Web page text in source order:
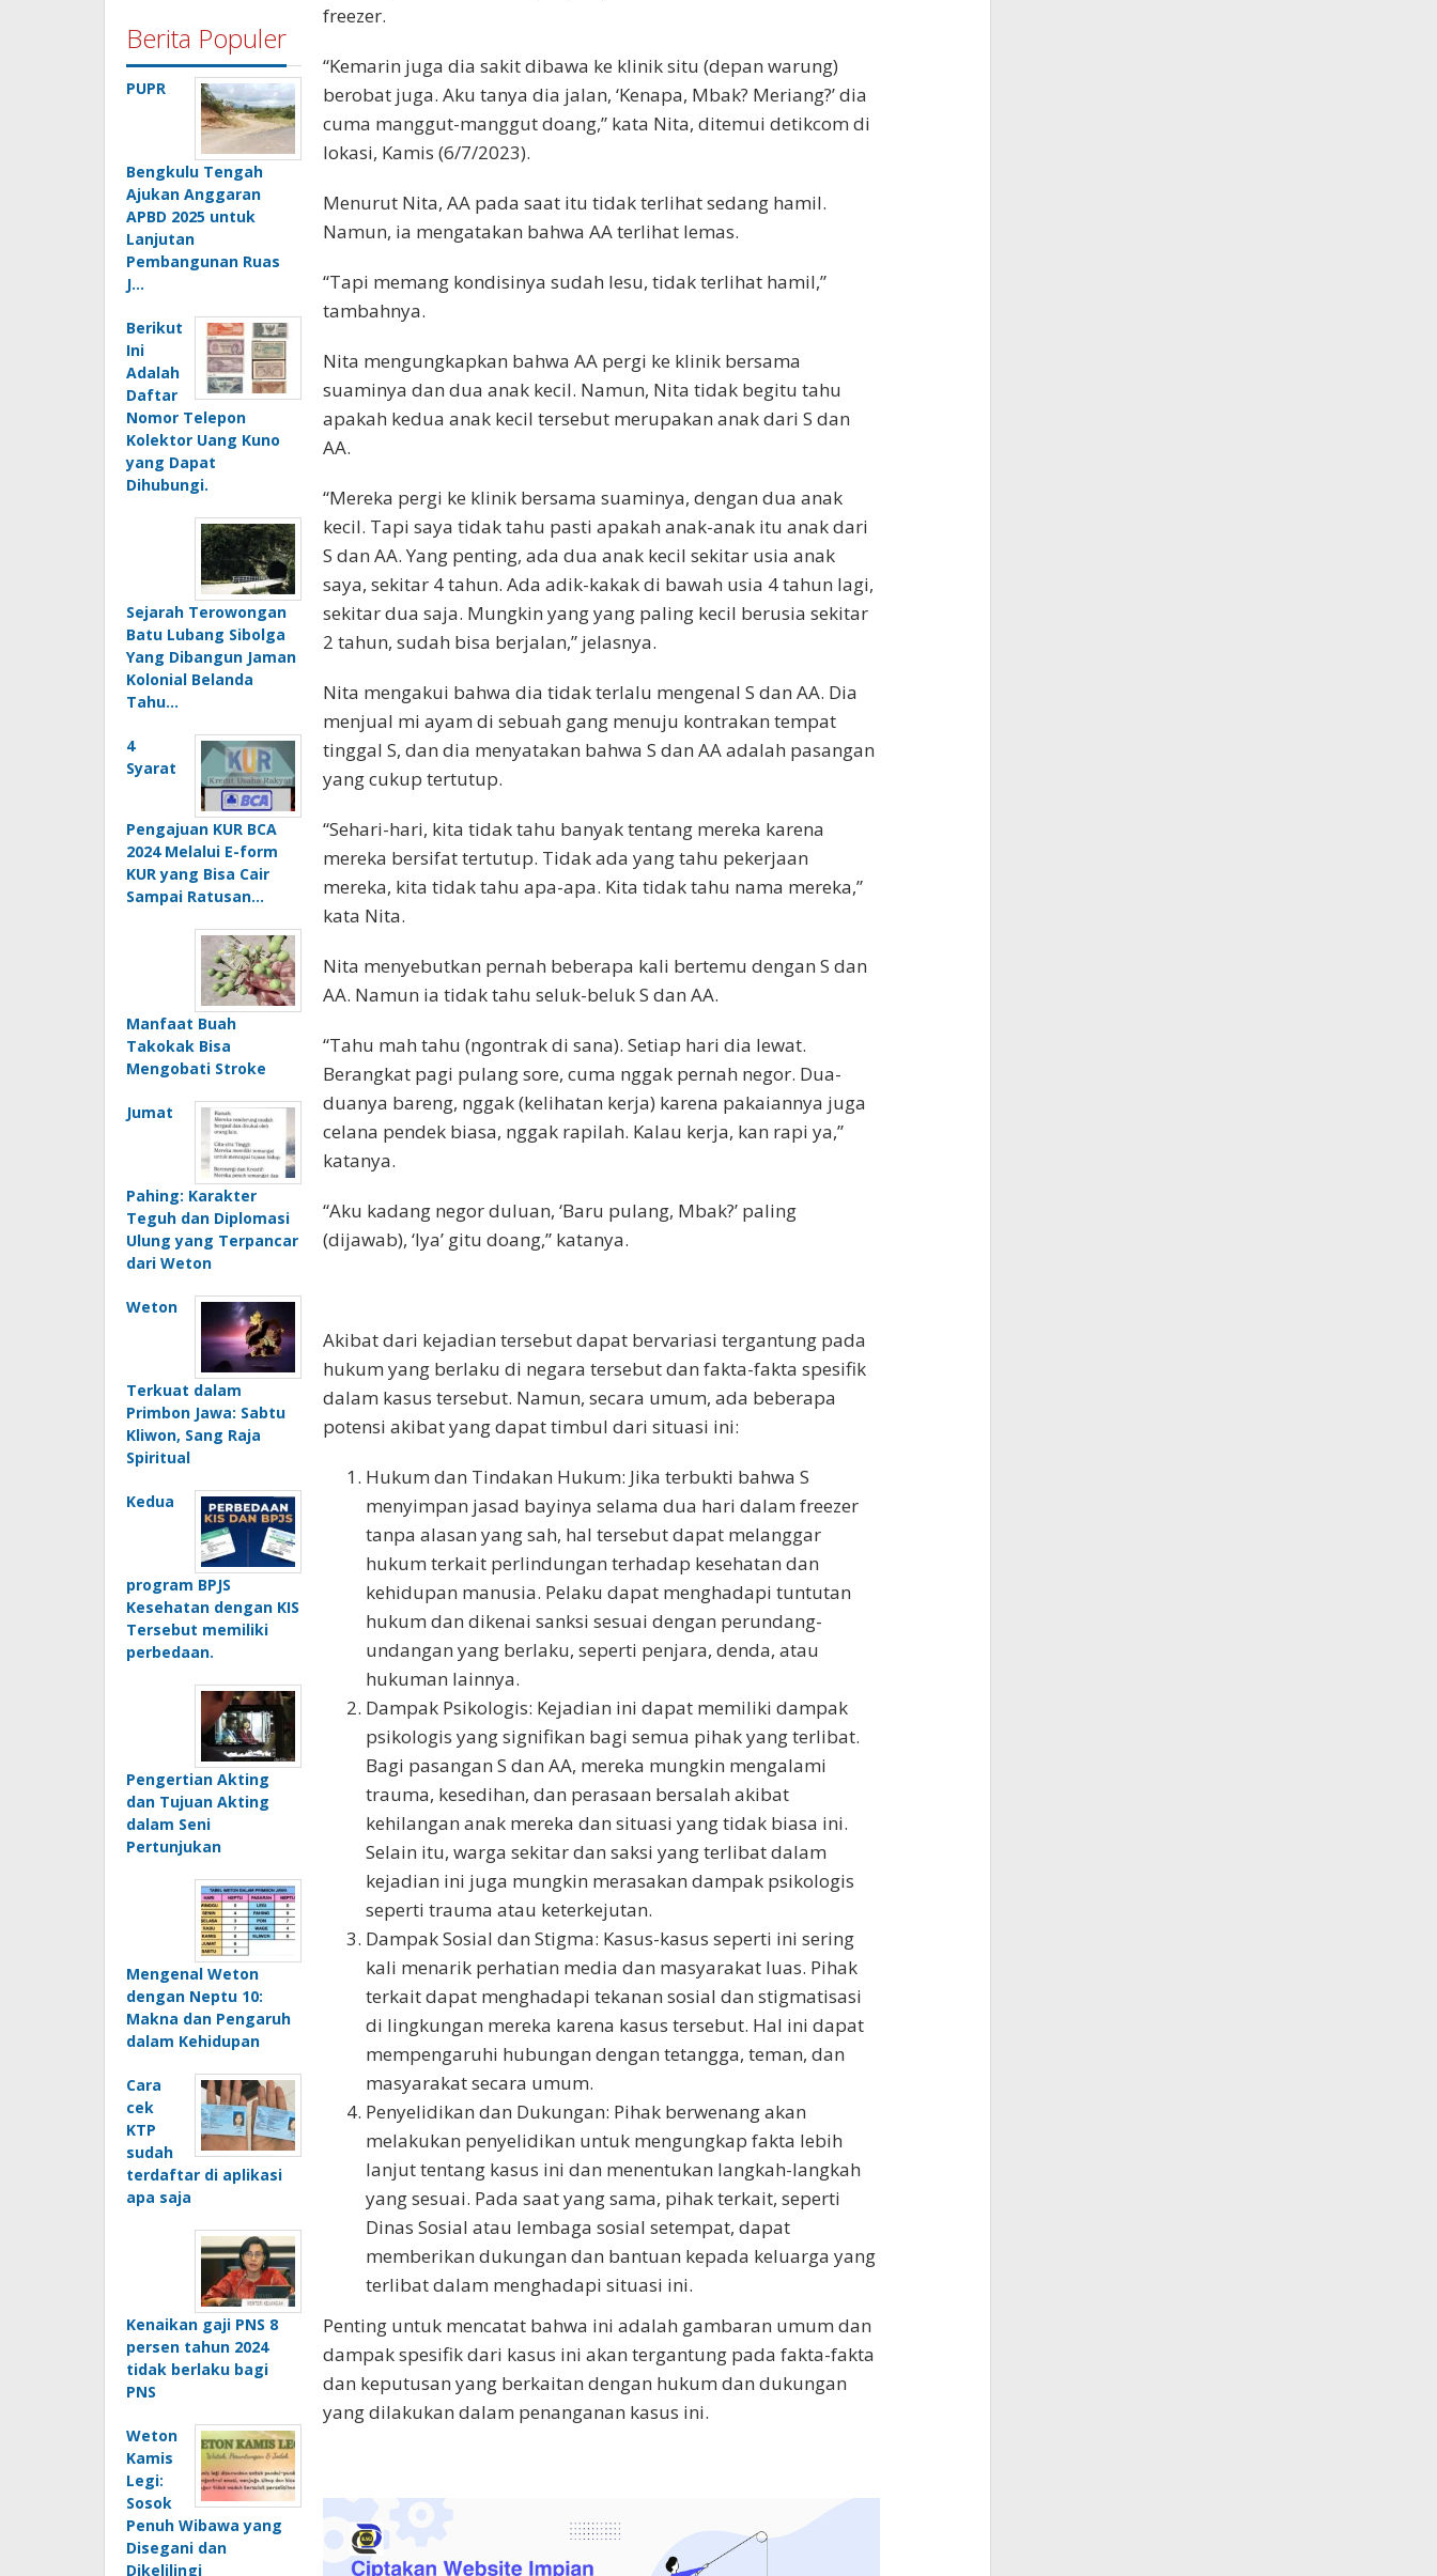
Berita Populer
PUPR
Bengkulu Tengah
Ajukan Anggaran
APBD 2025 untuk
Lanjutan
Pembangunan Ruas
J…
Berikut
Ini
Adalah
Daftar
Nomor Telepon
Kolektor Uang Kuno
yang Dapat
Dihubungi.
Sejarah Terowongan
Batu Lubang Sibolga
Yang Dibangun Jaman
Kolonial Belanda
Tahu…
4
Syarat
Pengajuan KUR BCA
2024 Melalui E-form
KUR yang Bisa Cair
Sampai Ratusan…
Manfaat Buah
Takokak Bisa
Mengobati Stroke
Jumat
Pahing: Karakter
Teguh dan Diplomasi
Ulung yang Terpancar
dari Weton
Weton
Terkuat dalam
Primbon Jawa: Sabtu
Kliwon, Sang Raja
Spiritual
Kedua
program BPJS
Kesehatan dengan KIS
Tersebut memiliki
perbedaan.
Pengertian Akting
dan Tujuan Akting
dalam Seni
Pertunjukan
Mengenal Weton
dengan Neptu 10:
Makna dan Pengaruh
dalam Kehidupan
Cara
cek
KTP
sudah
terdaftar di aplikasi
apa saja
Kenaikan gaji PNS 8
persen tahun 2024
tidak berlaku bagi
PNS
Weton
Kamis
Legi:
Sosok
Penuh Wibawa yang
Disegani dan
Dikelilingi
freezer.
“Kemarin juga dia sakit dibawa ke klinik situ (depan warung)
berobat juga. Aku tanya dia jalan, ‘Kenapa, Mbak? Meriang?’ dia
cuma manggut-manggut doang,” kata Nita, ditemui detikcom di
lokasi, Kamis (6/7/2023).
Menurut Nita, AA pada saat itu tidak terlihat sedang hamil.
Namun, ia mengatakan bahwa AA terlihat lemas.
“Tapi memang kondisinya sudah lesu, tidak terlihat hamil,”
tambahnya.
Nita mengungkapkan bahwa AA pergi ke klinik bersama
suaminya dan dua anak kecil. Namun, Nita tidak begitu tahu
apakah kedua anak kecil tersebut merupakan anak dari S dan
AA.
“Mereka pergi ke klinik bersama suaminya, dengan dua anak
kecil. Tapi saya tidak tahu pasti apakah anak-anak itu anak dari
S dan AA. Yang penting, ada dua anak kecil sekitar usia anak
saya, sekitar 4 tahun. Ada adik-kakak di bawah usia 4 tahun lagi,
sekitar dua saja. Mungkin yang yang paling kecil berusia sekitar
2 tahun, sudah bisa berjalan,” jelasnya.
Nita mengakui bahwa dia tidak terlalu mengenal S dan AA. Dia
menjual mi ayam di sebuah gang menuju kontrakan tempat
tinggal S, dan dia menyatakan bahwa S dan AA adalah pasangan
yang cukup tertutup.
“Sehari-hari, kita tidak tahu banyak tentang mereka karena
mereka bersifat tertutup. Tidak ada yang tahu pekerjaan
mereka, kita tidak tahu apa-apa. Kita tidak tahu nama mereka,”
kata Nita.
Nita menyebutkan pernah beberapa kali bertemu dengan S dan
AA. Namun ia tidak tahu seluk-beluk S dan AA.
“Tahu mah tahu (ngontrak di sana). Setiap hari dia lewat.
Berangkat pagi pulang sore, cuma nggak pernah negor. Dua-
duanya bareng, nggak (kelihatan kerja) karena pakaiannya juga
celana pendek biasa, nggak rapilah. Kalau kerja, kan rapi ya,”
katanya.
“Aku kadang negor duluan, ‘Baru pulang, Mbak?’ paling
(dijawab), ‘Iya’ gitu doang,” katanya.
Akibat dari kejadian tersebut dapat bervariasi tergantung pada
hukum yang berlaku di negara tersebut dan fakta-fakta spesifik
dalam kasus tersebut. Namun, secara umum, ada beberapa
potensi akibat yang dapat timbul dari situasi ini:
Hukum dan Tindakan Hukum: Jika terbukti bahwa S
menyimpan jasad bayinya selama dua hari dalam freezer
tanpa alasan yang sah, hal tersebut dapat melanggar
hukum terkait perlindungan terhadap kesehatan dan
kehidupan manusia. Pelaku dapat menghadapi tuntutan
hukum dan dikenai sanksi sesuai dengan perundang-
undangan yang berlaku, seperti penjara, denda, atau
hukuman lainnya.
Dampak Psikologis: Kejadian ini dapat memiliki dampak
psikologis yang signifikan bagi semua pihak yang terlibat.
Bagi pasangan S dan AA, mereka mungkin mengalami
trauma, kesedihan, dan perasaan bersalah akibat
kehilangan anak mereka dan situasi yang tidak biasa ini.
Selain itu, warga sekitar dan saksi yang terlibat dalam
kejadian ini juga mungkin merasakan dampak psikologis
seperti trauma atau keterkejutan.
Dampak Sosial dan Stigma: Kasus-kasus seperti ini sering
kali menarik perhatian media dan masyarakat luas. Pihak
terkait dapat menghadapi tekanan sosial dan stigmatisasi
di lingkungan mereka karena kasus tersebut. Hal ini dapat
mempengaruhi hubungan dengan tetangga, teman, dan
masyarakat secara umum.
Penyelidikan dan Dukungan: Pihak berwenang akan
melakukan penyelidikan untuk mengungkap fakta lebih
lanjut tentang kasus ini dan menentukan langkah-langkah
yang sesuai. Pada saat yang sama, pihak terkait, seperti
Dinas Sosial atau lembaga sosial setempat, dapat
memberikan dukungan dan bantuan kepada keluarga yang
terlibat dalam menghadapi situasi ini.
Penting untuk mencatat bahwa ini adalah gambaran umum dan
dampak spesifik dari kasus ini akan tergantung pada fakta-fakta
dan keputusan yang berkaitan dengan hukum dan dukungan
yang dilakukan dalam penanganan kasus ini.